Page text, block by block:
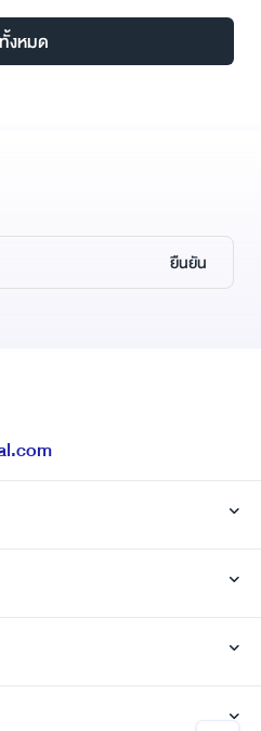
แต่จริงๆ แล้วการออกกำลังกาย
บางอย่างกลับมีผลกับกระดูก
งหมด
ยืนยัน